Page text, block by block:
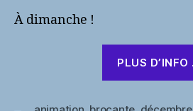
À dimanche !
PLUS D’INFO